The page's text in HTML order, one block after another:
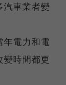
汽車業者變
年電力和電
變時間都更